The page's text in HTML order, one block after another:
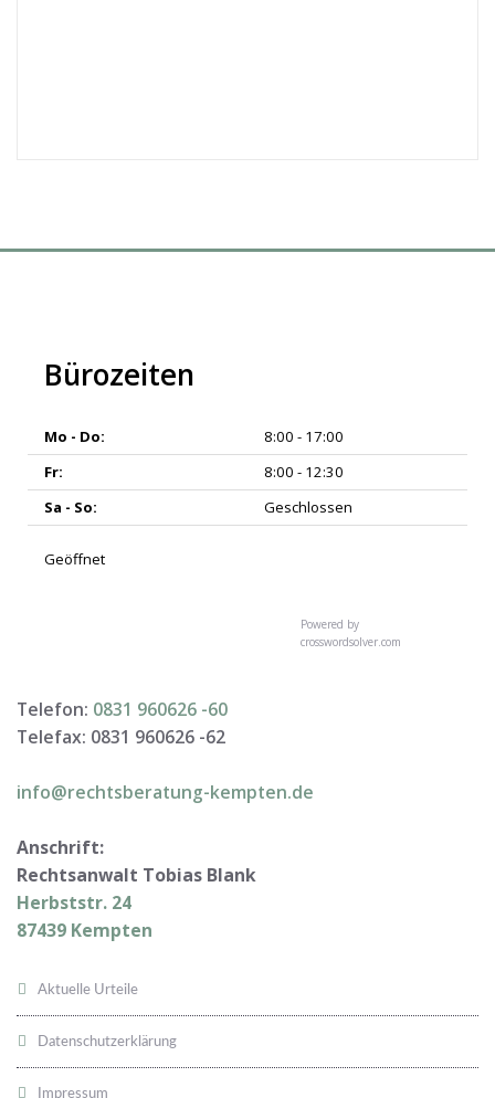
Bürozeiten
Mo - Do:
8:00 - 17:00
Fr:
8:00 - 12:30
Sa - So:
Geschlossen
Geöffnet
Powered by
crosswordsolver.com
Telefon: 0831 960626 -60
Telefax: 0831 960626 -62
info@rechtsberatung-kempten.de
Anschrift:
Rechtsanwalt Tobias Blank
Herbststr. 24
87439 Kempten
Aktuelle Urteile
Datenschutzerklärung
Impressum